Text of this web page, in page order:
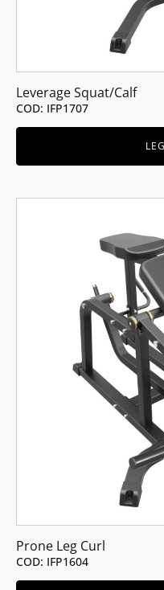
Leverage Squat/Calf
COD: IFP1707
Prone Leg Curl
COD: IFP1604